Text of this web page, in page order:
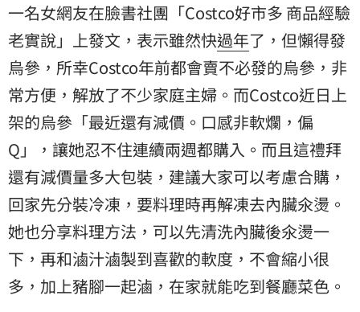
一名女網友在臉書社團「Costco好市多 商品經驗
老實說」上發文，表示雖然快過年了，但懶得發
烏參，所幸Costco年前都會賣不必發的烏參，非
常方便，解放了不少家庭主婦。而Costco近日上
架的烏參「最近還有減價。口感非軟爛，偏
Q」，讓她忍不住連續兩週都購入。而且這禮拜
還有減價量多大包裝，建議大家可以考慮合購，
回家先分裝冷凍，要料理時再解凍去內臟氽燙。
她也分享料理方法，可以先清洗內臟後氽燙一
下，再和滷汁滷製到喜歡的軟度，不會縮小很
多，加上豬腳一起滷，在家就能吃到餐廳菜色。